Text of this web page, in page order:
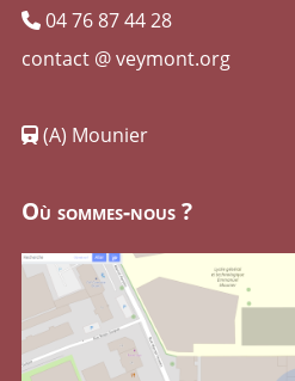
04 76 87 44 28
contact @ veymont.org
(A) Mounier
Où sommes-nous ?